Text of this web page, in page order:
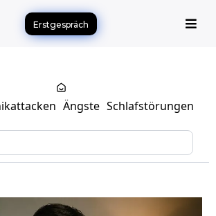
Erstgespräch
Ängste Schlafstörungen